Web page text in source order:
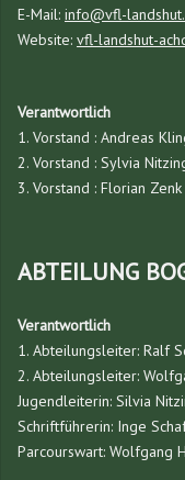
E-Mail: info@vfl-
Website: vfl-landshut-
Verantwortlich
1. Vorstand : Andreas
2. Vorstand : Sylvia
3. Vorstand : Florian Zenk
ABTEILUNG
Verantwortlich
1. Abteilungsleiter: Ralf
2. Abteilungsleiter:
Jugendleiterin: Silvia
Schriftführerin: Inge
Parcourswart: Wolfgang